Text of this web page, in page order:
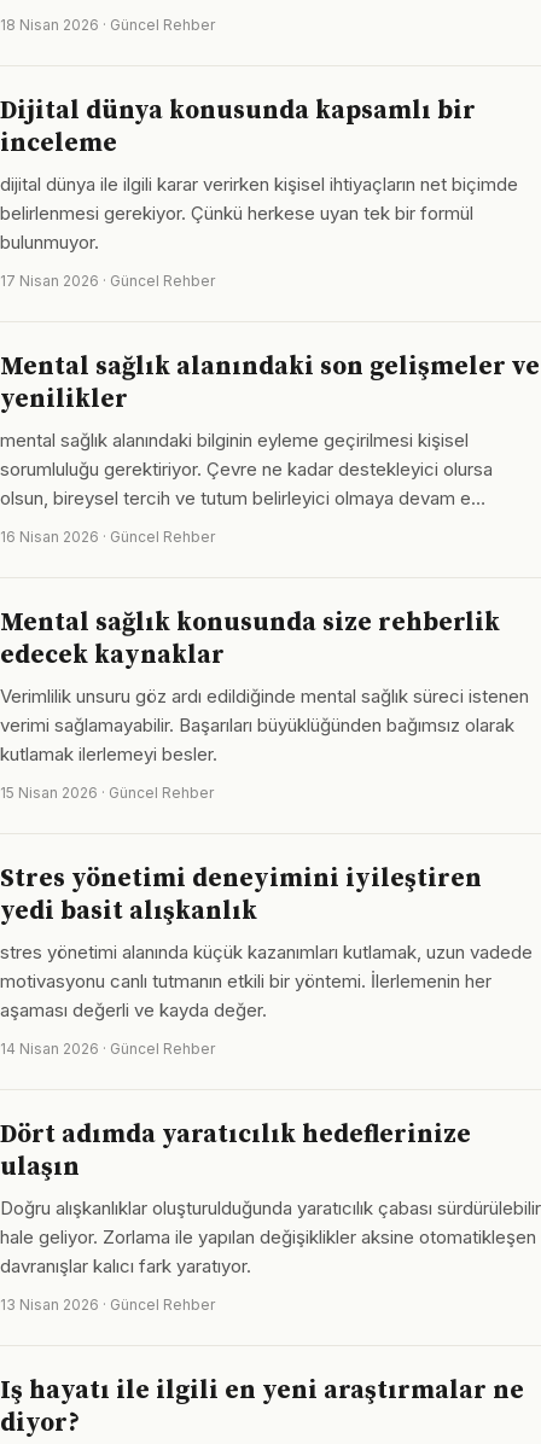
18 Nisan 2026 · Güncel Rehber
Dijital dünya konusunda kapsamlı bir
inceleme
dijital dünya ile ilgili karar verirken kişisel ihtiyaçların net biçimde
belirlenmesi gerekiyor. Çünkü herkese uyan tek bir formül
bulunmuyor.
17 Nisan 2026 · Güncel Rehber
Mental sağlık alanındaki son gelişmeler ve
yenilikler
mental sağlık alanındaki bilginin eyleme geçirilmesi kişisel
sorumluluğu gerektiriyor. Çevre ne kadar destekleyici olursa
olsun, bireysel tercih ve tutum belirleyici olmaya devam e…
16 Nisan 2026 · Güncel Rehber
Mental sağlık konusunda size rehberlik
edecek kaynaklar
Verimlilik unsuru göz ardı edildiğinde mental sağlık süreci istenen
verimi sağlamayabilir. Başarıları büyüklüğünden bağımsız olarak
kutlamak ilerlemeyi besler.
15 Nisan 2026 · Güncel Rehber
Stres yönetimi deneyimini iyileştiren
yedi basit alışkanlık
stres yönetimi alanında küçük kazanımları kutlamak, uzun vadede
motivasyonu canlı tutmanın etkili bir yöntemi. İlerlemenin her
aşaması değerli ve kayda değer.
14 Nisan 2026 · Güncel Rehber
Dört adımda yaratıcılık hedeflerinize
ulaşın
Doğru alışkanlıklar oluşturulduğunda yaratıcılık çabası sürdürülebilir
hale geliyor. Zorlama ile yapılan değişiklikler aksine otomatikleşen
davranışlar kalıcı fark yaratıyor.
13 Nisan 2026 · Güncel Rehber
Iş hayatı ile ilgili en yeni araştırmalar ne
diyor?